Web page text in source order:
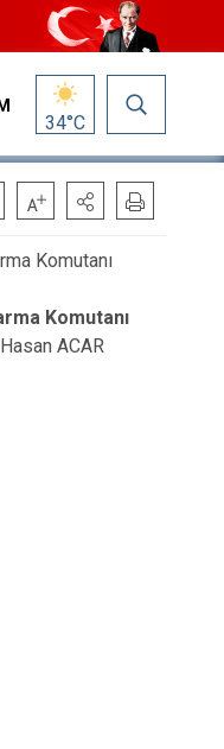
34°C
Komutanı
ACAR